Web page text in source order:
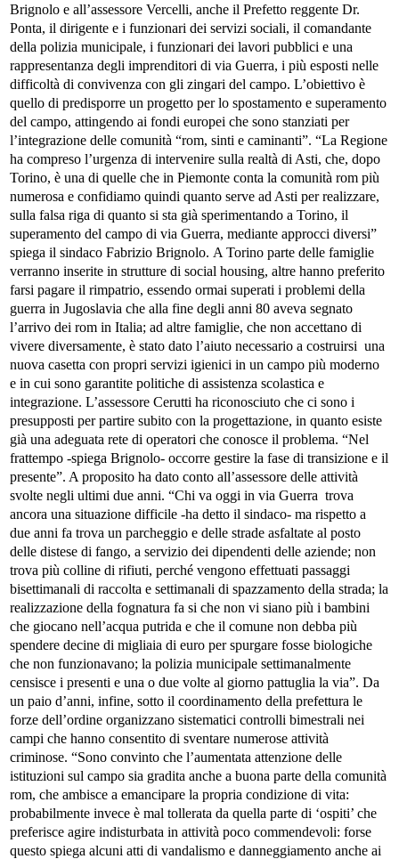
Brignolo e all’assessore Vercelli, anche il Prefetto reggente Dr.
Ponta, il dirigente e i funzionari dei servizi sociali, il comandante
della polizia municipale, i funzionari dei lavori pubblici e una
rappresentanza degli imprenditori di via Guerra, i più esposti nelle
difficoltà di convivenza con gli zingari del campo. L’obiettivo è
quello di predisporre un progetto per lo spostamento e superamento
del campo, attingendo ai fondi europei che sono stanziati per
l’integrazione delle comunità “rom, sinti e caminanti”. “La Regione
ha compreso l’urgenza di intervenire sulla realtà di Asti, che, dopo
Torino, è una di quelle che in Piemonte conta la comunità rom più
numerosa e confidiamo quindi quanto serve ad Asti per realizzare,
sulla falsa riga di quanto si sta già sperimentando a Torino, il
superamento del campo di via Guerra, mediante approcci diversi”
spiega il sindaco Fabrizio Brignolo. A Torino parte delle famiglie
verranno inserite in strutture di social housing, altre hanno preferito
farsi pagare il rimpatrio, essendo ormai superati i problemi della
guerra in Jugoslavia che alla fine degli anni 80 aveva segnato
l’arrivo dei rom in Italia; ad altre famiglie, che non accettano di
vivere diversamente, è stato dato l’aiuto necessario a costruirsi una
nuova casetta con propri servizi igienici in un campo più moderno
e in cui sono garantite politiche di assistenza scolastica e
integrazione. L’assessore Cerutti ha riconosciuto che ci sono i
presupposti per partire subito con la progettazione, in quanto esiste
già una adeguata rete di operatori che conosce il problema. “Nel
frattempo -spiega Brignolo- occorre gestire la fase di transizione e il
presente”. A proposito ha dato conto all’assessore delle attività
svolte negli ultimi due anni. “Chi va oggi in via Guerra trova
ancora una situazione difficile -ha detto il sindaco- ma rispetto a
due anni fa trova un parcheggio e delle strade asfaltate al posto
delle distese di fango, a servizio dei dipendenti delle aziende; non
trova più colline di rifiuti, perché vengono effettuati passaggi
bisettimanali di raccolta e settimanali di spazzamento della strada; la
realizzazione della fognatura fa si che non vi siano più i bambini
che giocano nell’acqua putrida e che il comune non debba più
spendere decine di migliaia di euro per spurgare fosse biologiche
che non funzionavano; la polizia municipale settimanalmente
censisce i presenti e una o due volte al giorno pattuglia la via”. Da
un paio d’anni, infine, sotto il coordinamento della prefettura le
forze dell’ordine organizzano sistematici controlli bimestrali nei
campi che hanno consentito di sventare numerose attività
criminose. “Sono convinto che l’aumentata attenzione delle
istituzioni sul campo sia gradita anche a buona parte della comunità
rom, che ambisce a emancipare la propria condizione di vita:
probabilmente invece è mal tollerata da quella parte di ‘ospiti’ che
preferisce agire indisturbata in attività poco commendevoli: forse
questo spiega alcuni atti di vandalismo e danneggiamento anche ai